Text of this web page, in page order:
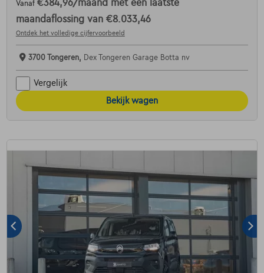
Vanaf €384,96/maand met een laatste
maandaflossing van €8.033,46
Ontdek het volledige cijfervoorbeeld
3700 Tongeren, Dex Tongeren Garage Botta nv
Vergelijk
Bekijk wagen